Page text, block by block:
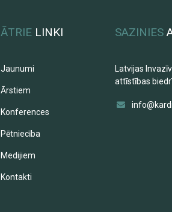
ĀTRIE LINKI
Jaunumi
Ārstiem
Konferences
Pētniecība
Medijiem
Kontakti
SAZINIES
Latvijas
attīstības